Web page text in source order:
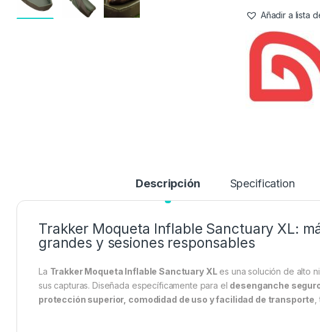
Añadir a lista
Descripción Specification
Trakker Moqueta Inflable Sanctuary XL:
grandes y sesiones responsables
La Trakker Moqueta Inflable Sanctuary XLes una solución de alto
sus capturas. Diseñada específicamente para el desenganche
protección superior, comodidad de uso y facilidad de transporte